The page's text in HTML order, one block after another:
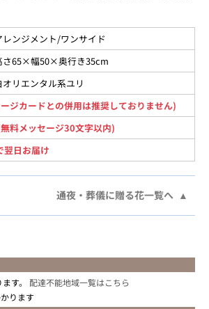
レンジメント/ワンサイド
さ65×幅50×奥行き35cm
オリエンタル系ユリ
ジカードとの併用は推奨しておりません)
料メッセージ30文字以内)
翌日お届け
通夜・葬儀に贈る花一覧へ
す。 配達不能地域一覧はこちら
ります